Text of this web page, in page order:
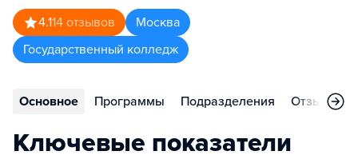
4.114 отзывов
Москва
Государственный колледж
Основное Программы Подразделения Отзывы
Ключевые показатели